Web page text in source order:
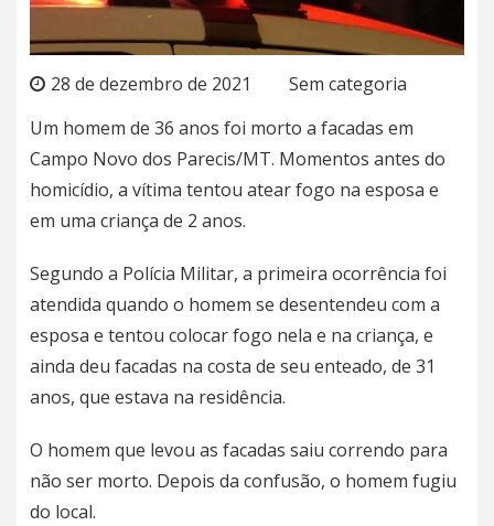
28 de dezembro de 2021
Sem categoria
Um homem de 36 anos foi morto a facadas em
Campo Novo dos Parecis/MT. Momentos antes do
homicídio, a vítima tentou atear fogo na esposa e
em uma criança de 2 anos.
Segundo a Polícia Militar, a primeira ocorrência foi
atendida quando o homem se desentendeu com a
esposa e tentou colocar fogo nela e na criança, e
ainda deu facadas na costa de seu enteado, de 31
anos, que estava na residência.
O homem que levou as facadas saiu correndo para
não ser morto. Depois da confusão, o homem fugiu
do local.